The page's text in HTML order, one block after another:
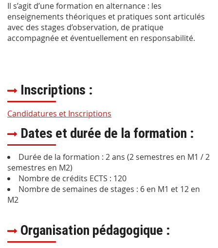
Il s’agit d’une formation en alternance : les
enseignements théoriques et pratiques sont articulés
avec des stages d’observation, de pratique
accompagnée et éventuellement en responsabilité.
Inscriptions :
Candidatures et Inscriptions
Dates et durée de la formation :
Durée de la formation : 2 ans (2 semestres en M1 / 2
semestres en M2)
Nombre de crédits ECTS : 120
Nombre de semaines de stages : 6 en M1 et 12 en
M2
Organisation pédagogique :